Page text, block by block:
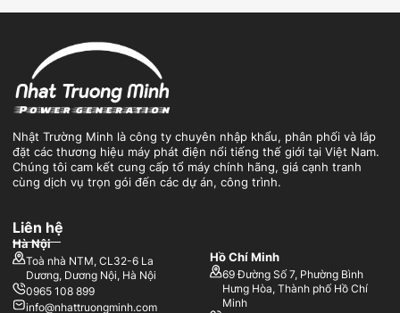
Nhật Trường Minh là công ty chuyên nhập khẩu, phân phối và lắp
đặt các thương hiệu máy phát điện nổi tiếng thế giới tại Việt Nam.
Chúng tôi cam kết cung cấp tổ máy chính hãng, giá cạnh tranh
cùng dịch vụ trọn gói đến các dự án, công trình.
Liên hệ
Hà Nội
Toà nhà NTM, CL32-6 La
Dương, Dương Nội, Hà Nội
0965 108 899
info@nhattruongminh.com
Hồ Chí Minh
69 Đường Số 7, Phường Bình
Hưng Hòa, Thành phố Hồ Chí
Minh